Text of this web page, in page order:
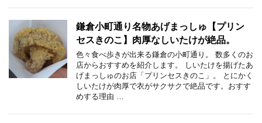
鎌倉小町通り名物あげまっしゅ【プリン
セスきのこ】肉厚なしいたけが絶品。
色々食べ歩きが出来る鎌倉の小町通り。 数多くのお
店からおすすめを紹介します。 しいたけを揚げたあ
げまっしゅのお店「プリンセスきのこ」。 とにかく
しいたけが肉厚で衣がサクサクで絶品です。おすす
めする理由 …